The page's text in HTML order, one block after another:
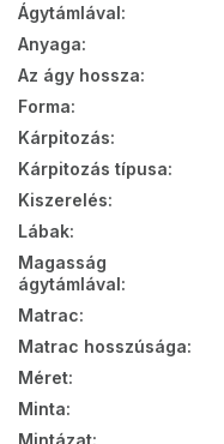
Ágytámlával:
Anyaga:
Az ágy hossza:
Forma:
Kárpitozás:
Kárpitozás típusa:
Kiszerelés:
Lábak:
Magasság
ágytámlával:
Matrac:
Matrac hosszúsága:
Méret:
Minta:
Mintázat: